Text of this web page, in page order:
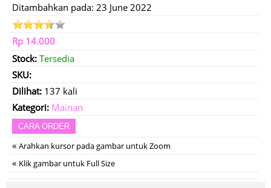
Ditambahkan pada: 23 June 2022
Rp 14.000
Stock: Tersedia
SKU:
Dilihat: 137 kali
Kategori: Mainan
CARA ORDER
« Arahkan kursor pada gambar untuk Zoom
« Klik gambar untuk Full Size